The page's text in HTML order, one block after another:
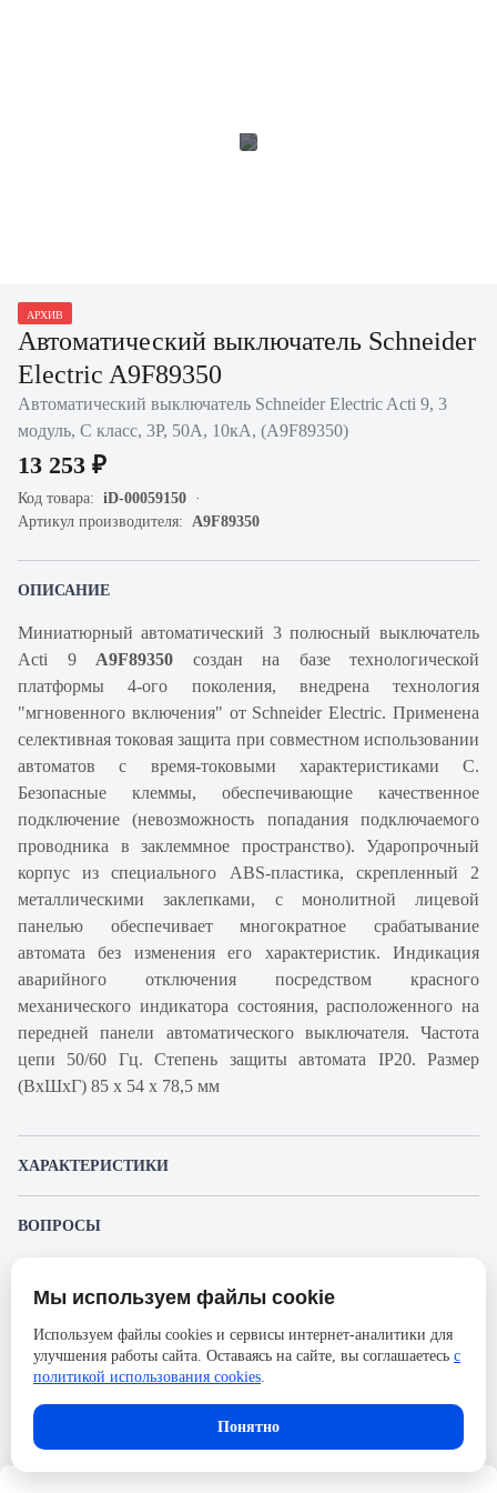
АРХИВ
Автоматический выключатель Schneider
Electric A9F89350
Автоматический выключатель Schneider Electric Acti 9, 3
модуль, C класс, 3P, 50А, 10кА, (A9F89350)
13 253 ₽
Код товара: iD-00059150
Артикул производителя: A9F89350
ОПИСАНИЕ
Миниатюрный автоматический 3 полюсный выключатель
Acti 9 A9F89350 создан на базе технологической
платформы 4-ого поколения, внедрена технология
"мгновенного включения" от Schneider Electric. Применена
селективная токовая защита при совместном использовании
автоматов с время-токовыми характеристиками C.
Безопасные клеммы, обеспечивающие качественное
подключение (невозможность попадания подключаемого
проводника в заклеммное пространство). Ударопрочный
корпус из специального ABS-пластика, скрепленный 2
металлическими заклепками, с монолитной лицевой
панелью обеспечивает многократное срабатывание
автомата без изменения его характеристик. Индикация
аварийного отключения посредством красного
механического индикатора состояния, расположенного на
передней панели автоматического выключателя. Частота
цепи 50/60 Гц. Степень защиты автомата IP20. Размер
(ВхШхГ) 85 х 54 х 78,5 мм
ХАРАКТЕРИСТИКИ
Производитель
Серия
Acti 9
Номинальный ток
Напряжение, В
133
Количество полюсов
ВОПРОСЫ
Пожалуйста, авторизуйтесь, чтобы иметь
возможность оставлять вопросы.
Представленные изображения и характеристики могут отличаться от реального
без предварительного уведомления. Компания АйДистрибьют не несёт
ответственности в случае не соответствия текущей модели товаров фотографиям,
размещённым в карточке товара.
Мы используем файлы cookie
Используем файлы cookies и сервисы интернет-аналитики для
улучшения работы сайта. Оставаясь на сайте, вы соглашаетесь с
политикой использования cookies.
Понятно